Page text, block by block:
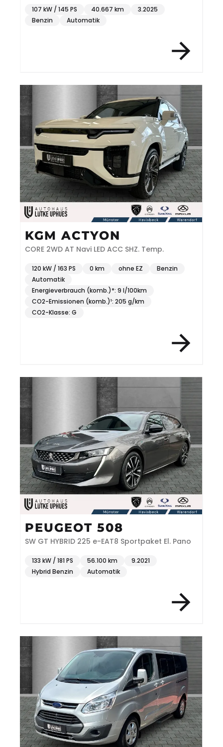
107 kW / 145 PS 40.667 km
3.2025
Benzin
Automatik
KGM ACTYON
CORE 2WD AT Navi LED ACC SHZ. Temp.
120 kW / 163 PS 0 km ohne EZ
Benzin
Automatik
Energieverbrauch (komb.)*: 9 l/100km
CO2-Emissionen (komb.)¹: 205 g/km
CO2-Klasse: G
PEUGEOT 508
SW GT HYBRID 225 e-EAT8 Sportpaket El. Pano
133 kW / 181 PS 56.100 km
9.2021
Hybrid Benzin
Automatik